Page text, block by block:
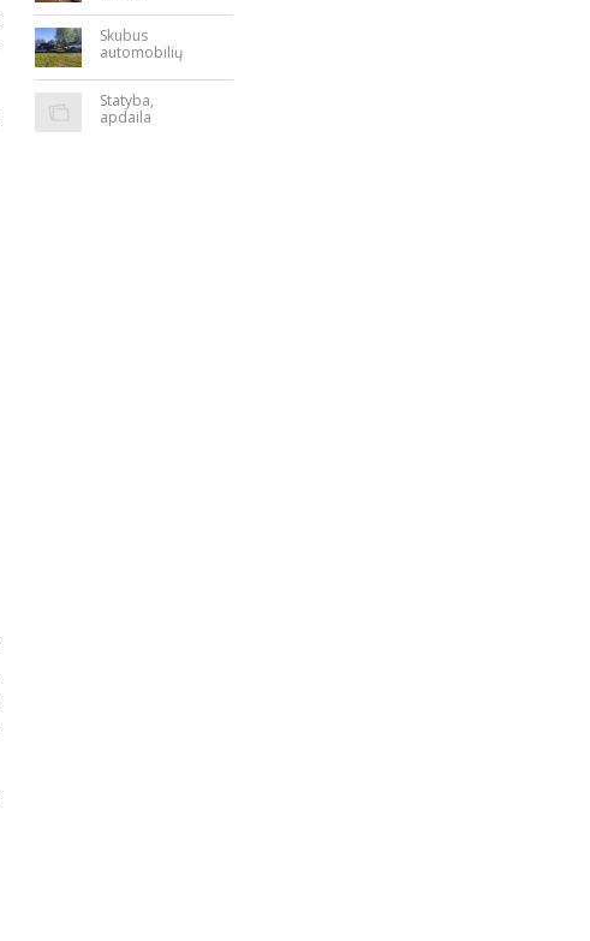
Skubus
automobilių
Statyba,
apdaila